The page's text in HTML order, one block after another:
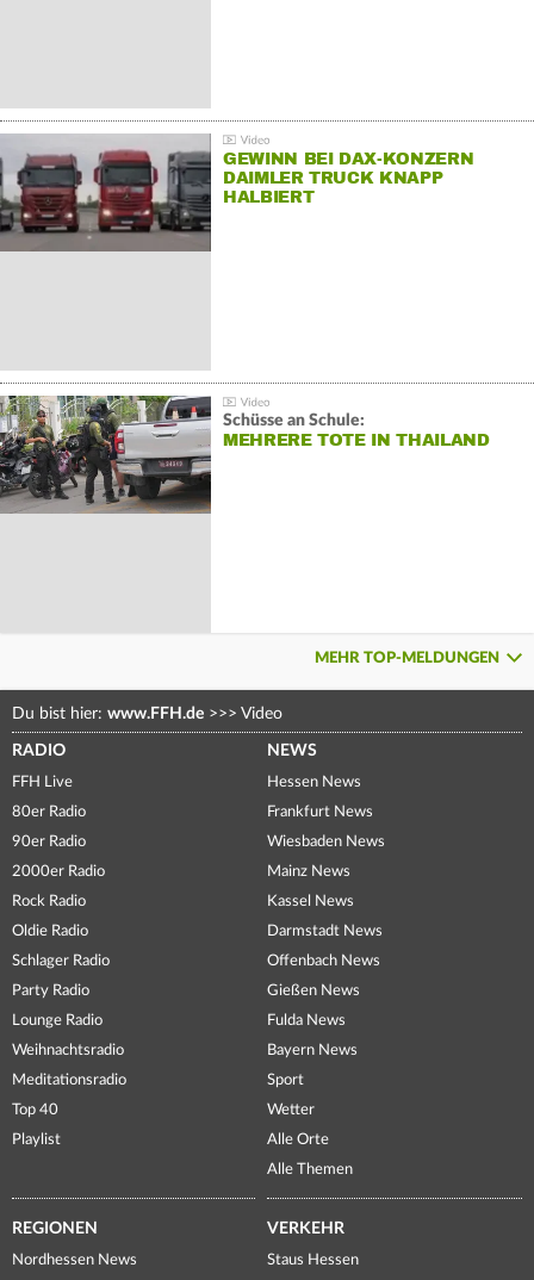
GEWINN BEI DAX-KONZERN
DAIMLER TRUCK KNAPP
HALBIERT
Schüsse an Schule:
MEHRERE TOTE IN THAILAND
MEHR TOP-MELDUNGEN
Du bist hier: www.FFH.de >>> Video
RADIO
FFH Live
80er Radio
90er Radio
2000er Radio
Rock Radio
Oldie Radio
Schlager Radio
Party Radio
Lounge Radio
Weihnachtsradio
Meditationsradio
Top 40
Playlist
NEWS
Hessen News
Frankfurt News
Wiesbaden News
Mainz News
Kassel News
Darmstadt News
Offenbach News
Gießen News
Fulda News
Bayern News
Sport
Wetter
Alle Orte
Alle Themen
REGIONEN
Nordhessen News
VERKEHR
Staus Hessen